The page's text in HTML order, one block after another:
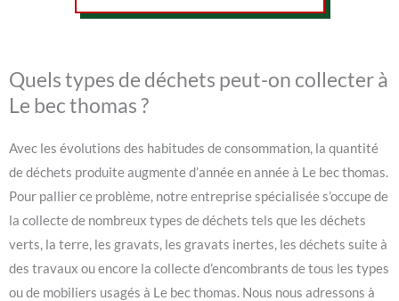
Quels types de déchets peut-on collecter à
Le bec thomas ?
Avec les évolutions des habitudes de consommation, la quantité
de déchets produite augmente d’année en année à Le bec thomas.
Pour pallier ce problème, notre entreprise spécialisée s’occupe de
la collecte de nombreux types de déchets tels que les déchets
verts, la terre, les gravats, les gravats inertes, les déchets suite à
des travaux ou encore la collecte d’encombrants de tous les types
ou de mobiliers usagés à Le bec thomas. Nous nous adressons à